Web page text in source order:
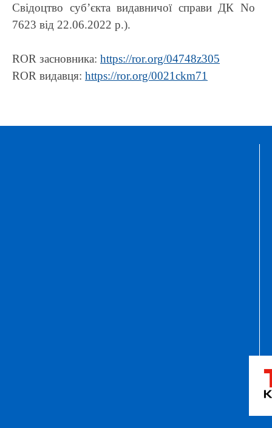
Свідоцтво суб’єкта видавничої справи ДК No
7623 від 22.06.2022 р.).
ROR засновника: https://ror.org/04748z305
ROR видавця: https://ror.org/0021ckm71